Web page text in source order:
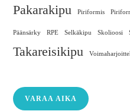
Pakarakipu
Piriformis
Päänsärky RPE Selkäkipu Skolioosi
Takareisikipu
VARAA AIKA